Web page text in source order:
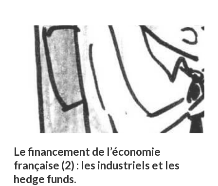
Le financement de l’économie
française (2) : les industriels et les
hedge funds.